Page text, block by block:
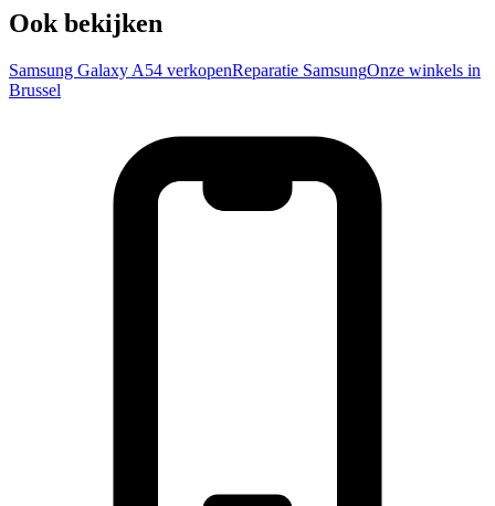
Ook bekijken
Samsung Galaxy A54 verkopenReparatie SamsungOnze winkels in
Brussel